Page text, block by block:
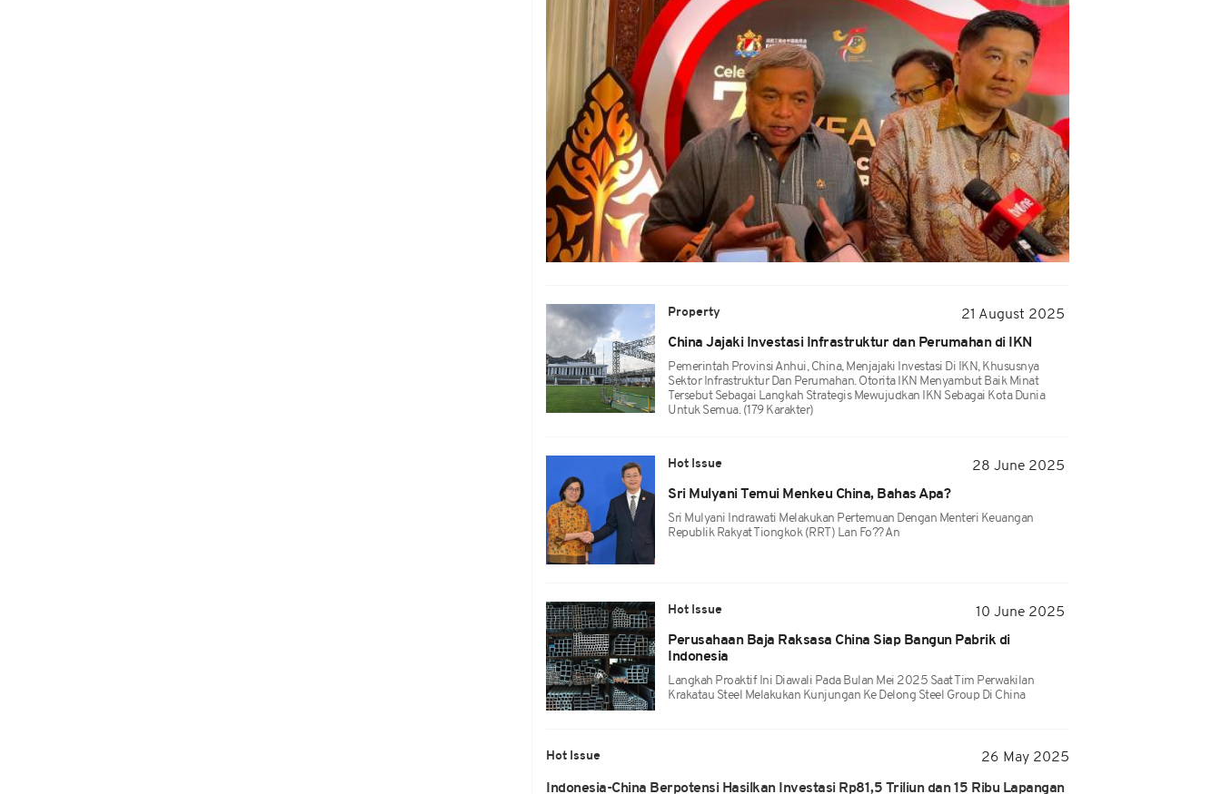
Property
21 August 2025
China Jajaki Investasi Infrastruktur dan Perumahan di IKN
Pemerintah Provinsi Anhui, China, Menjajaki Investasi Di IKN, Khususnya
Sektor Infrastruktur Dan Perumahan. Otorita IKN Menyambut Baik Minat
Tersebut Sebagai Langkah Strategis Mewujudkan IKN Sebagai Kota Dunia
Untuk Semua. (179 Karakter)
Hot Issue
28 June 2025
Sri Mulyani Temui Menkeu China, Bahas Apa?
Sri Mulyani Indrawati Melakukan Pertemuan Dengan Menteri Keuangan
Republik Rakyat Tiongkok (RRT) Lan Fo?? An
Hot Issue
10 June 2025
Perusahaan Baja Raksasa China Siap Bangun Pabrik di
Indonesia
Langkah Proaktif Ini Diawali Pada Bulan Mei 2025 Saat Tim Perwakilan
Krakatau Steel Melakukan Kunjungan Ke Delong Steel Group Di China
Hot Issue 26 May 2025
Indonesia-China Berpotensi Hasilkan Investasi Rp81,5 Triliun dan 15 Ribu Lapangan